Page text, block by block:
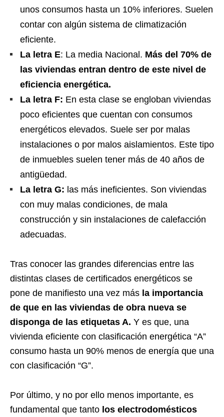
unos consumos hasta un 10% inferiores. Suelen
contar con algún sistema de climatización
eficiente.
La letra E: La media Nacional. Más del 70% de
las viviendas entran dentro de este nivel de
eficiencia energética.
La letra F: En esta clase se engloban viviendas
poco eficientes que cuentan con consumos
energéticos elevados. Suele ser por malas
instalaciones o por malos aislamientos. Este tipo
de inmuebles suelen tener más de 40 años de
antigüedad.
La letra G: las más ineficientes. Son viviendas
con muy malas condiciones, de mala
construcción y sin instalaciones de calefacción
adecuadas.
Tras conocer las grandes diferencias entre las
distintas clases de certificados energéticos se
pone de manifiesto una vez más la importancia
de que en las viviendas de obra nueva se
disponga de las etiquetas A. Y es que, una
vivienda eficiente con clasificación energética “A”
consumo hasta un 90% menos de energía que una
con clasificación “G”.
Por último, y no por ello menos importante, es
fundamental que tanto los electrodomésticos